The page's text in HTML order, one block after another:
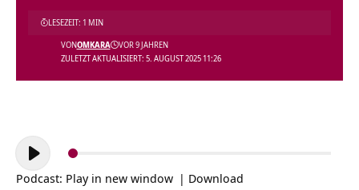
ZULETZT AKTUALISIERT: 5. AUGUST 2025 11:26
VONOMKARA VOR 9 JAHREN
LESEZEIT: 1 MIN
Audio-
Player
Podcast: Play in new window | Download